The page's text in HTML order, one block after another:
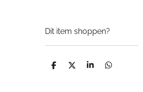
Dit item shoppen?
D
D
S
D